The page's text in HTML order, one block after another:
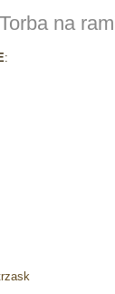
na
: